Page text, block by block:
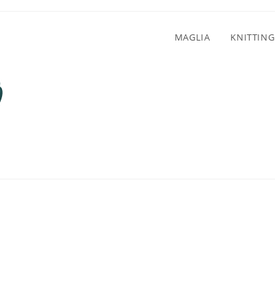
MAGLIA KNITTING